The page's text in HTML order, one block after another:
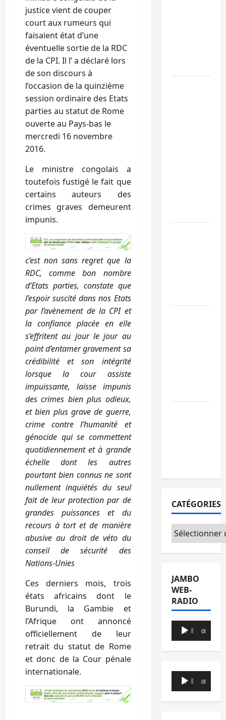
justice vient de couper
court aux rumeurs qui
faisaient état d’une
éventuelle sortie de la RDC
de la CPI. Il l’ a déclaré lors
de son discours à
l’occasion de la quinzième
session ordinaire des Etats
parties au statut de Rome
ouverte au Pays-bas le
mercredi 16 novembre
2016.
Le ministre congolais a
toutefois fustigé le fait que
certains auteurs des
crimes graves demeurent
impunis.
c’est non sans regret que la
RDC, comme bon nombre
d’Etats parties, constate que
l’espoir suscité dans nos Etats
par l’avènement de la CPI et
la confiance placée en elle
s’effritent au jour le jour au
point d’entamer gravement sa
crédibilité et son intégrité
lorsque la cour assiste
impuissante, laisse impunis
des crimes bien plus odieux,
et bien plus grave de guerre,
crime contre l’humanité et
génocide qui se commettent
quotidiennement et à grande
échelle dont les autres
pourtant bien connus ne sont
nullement inquiétés du seul
fait de leur protection par de
grandes puissances et du
recours à tort et de manière
abusive au droit de véto du
conseil de
sécurité des
Nations-Unies
Ces derniers mois, trois
états africains dont le
Burundi, la Gambie et
l’Afrique ont annoncé
officiellement de leur
retrait du statut de Rome
et donc de la Cour pénale
internationale.
CATÉGORIES
Catégories
JAMBO
WEB-
RADIO
Lecteur
audio
00:00 00:00
Lecteur
audio
00:00 00:00